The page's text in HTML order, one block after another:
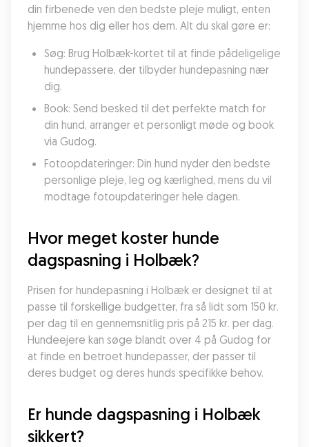
din firbenede ven den bedste pleje muligt, enten
hjemme hos dig eller hos dem. Alt du skal gøre er:
Søg: Brug Holbæk-kortet til at finde pådeligelige
hundepassere, der tilbyder hundepasning nær
dig.
Book: Send besked til det perfekte match for
din hund, arranger et personligt møde og book
via Gudog.
Fotoopdateringer: Din hund nyder den bedste
personlige pleje, leg og kærlighed, mens du vil
modtage fotoupdateringer hele dagen.
Hvor meget koster hunde
dagspasning i Holbæk?
Prisen for hundepasning i Holbæk er designet til at
passe til forskellige budgetter, fra så lidt som 150 kr.
per dag til en gennemsnitlig pris på 215 kr. per dag.
Hundeejere kan søge blandt over 4 på Gudog for
at finde en betroet hundepasser, der passer til
deres budget og deres hunds specifikke behov.
Er hunde dagspasning i Holbæk
sikkert?